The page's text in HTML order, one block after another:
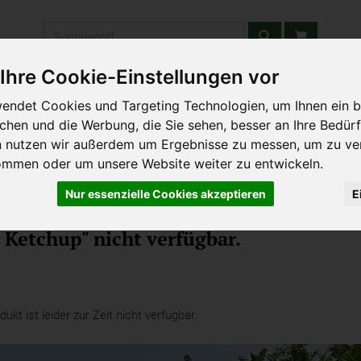
Cookie-Einstellungen vor
Cookies und Targeting Technologien, um Ihnen ein
und die Werbung, die Sie sehen, besser an Ihre
nutzen wir außerdem um Ergebnisse zu messen, um zu
oder um unsere Website weiter zu entwickeln.
Nur essenzielle Cookies akzeptieren
& Schulen Liefergebiet Wochenmarkt Unsere
Leckeres für Kinder
nicht verfügbar.
ist leider zur Zeit nicht verfügbar.